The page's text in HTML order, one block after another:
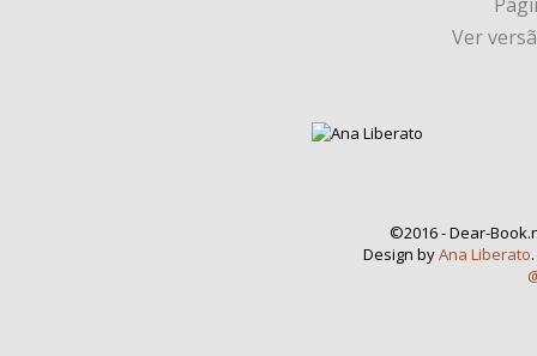
Ver
©2016 - Dear-
Design byAna Liberato